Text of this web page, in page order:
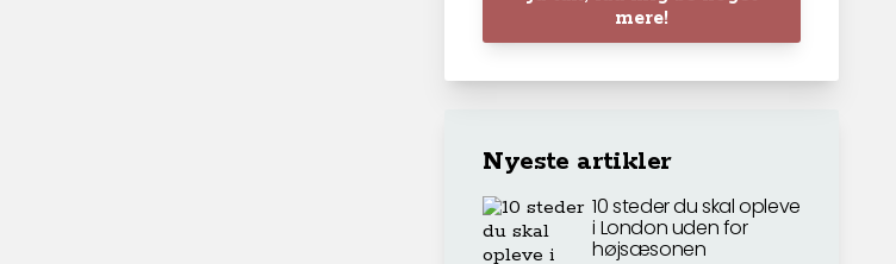
mere!
Nyeste artikler
10 steder du skal opleve
i London uden for
højsæsonen